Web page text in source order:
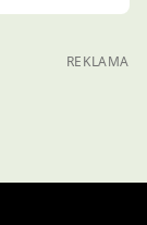
REKLAMA